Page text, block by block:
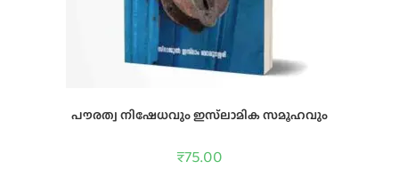
പൗരത്വ നിഷേധവും ഇസ്‌ലാമിക സമൂഹവും
₹75.00